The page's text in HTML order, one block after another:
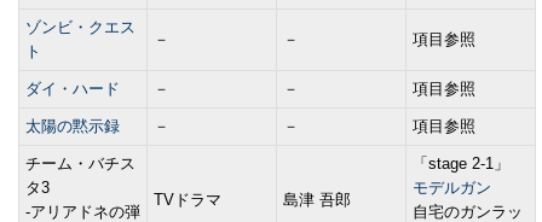
ゾンビ・クエス
ト
－ － 項目参照
ダイ・ハード － － 項目参照
太陽の黙示録 － － 項目参照
チーム・バチス
タ3
-アリアドネの弾
TVドラマ 島津 吾郎
「stage 2-1」
モデルガン
自宅のガンラッ